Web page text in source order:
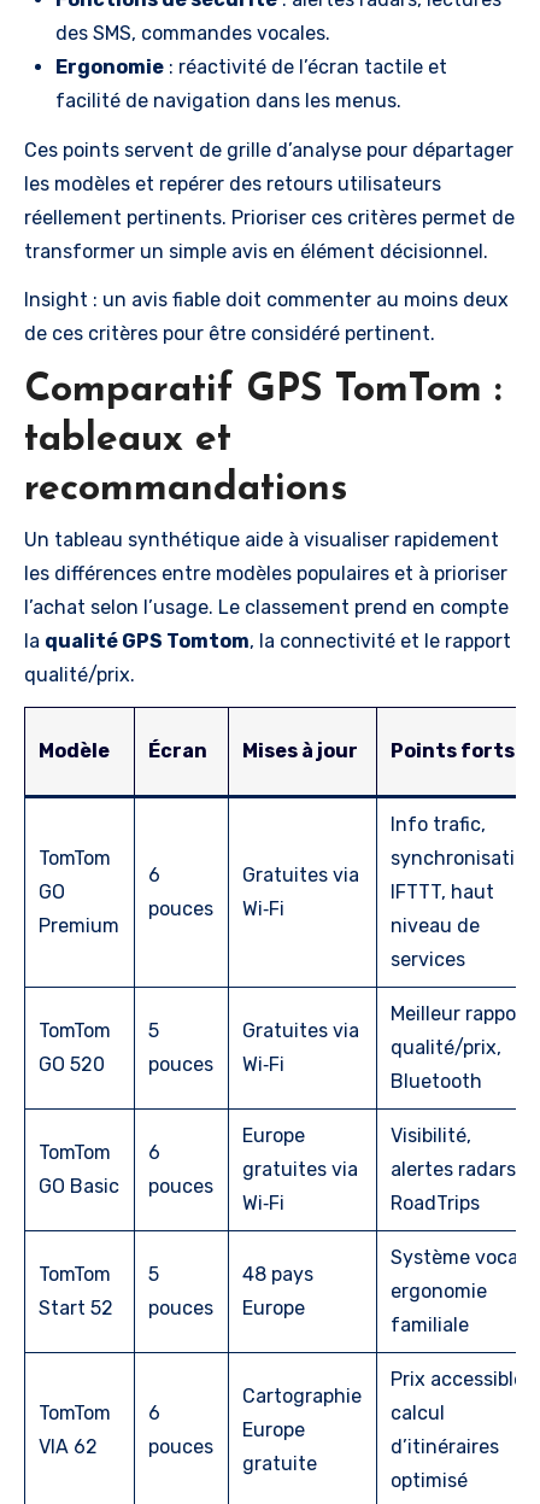
des SMS, commandes vocales.
Ergonomie: réactivité de l’écran tactile et
facilité de navigation dans les menus.
Ces points servent de grille d’analyse pour départager
les modèles et repérer des retours utilisateurs
réellement pertinents. Prioriser ces critères permet de
transformer un simple avis en élément décisionnel.
Insight : un avis fiable doit commenter au moins deux
de ces critères pour être considéré pertinent.
Comparatif GPS TomTom :
tableaux et
recommandations
Un tableau synthétique aide à visualiser rapidement
les différences entre modèles populaires et à prioriser
l’achat selon l’usage. Le classement prend en compte
la qualité GPS Tomtom, la connectivité et le rapport
qualité/prix.
Modèle Écran Mises à jour Points forts
TomTom
GO
Premium
6
pouces
Gratuites via
Wi‑Fi
Info trafic,
synchronisation
IFTTT, haut
niveau de
services
TomTom
GO 520
5
pouces
Gratuites via
Wi‑Fi
Meilleur rapport
qualité/prix,
Bluetooth
TomTom
GO Basic
6
pouces
Europe
gratuites via
Wi‑Fi
Visibilité,
alertes radars,
RoadTrips
TomTom
Start 52
5
pouces
48 pays
Europe
Système vocal,
ergonomie
familiale
TomTom
VIA 62
6
pouces
Cartographie
Europe
gratuite
Prix accessible,
calcul
d’itinéraires
optimisé